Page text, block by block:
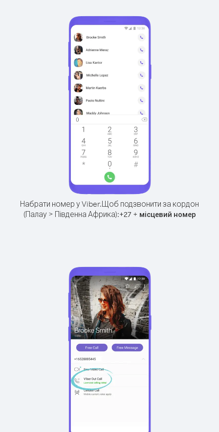
Набрати номер у Viber.Щоб подзвонити за кордон
(Палау > Південна Африка):+27+ місцевий номер